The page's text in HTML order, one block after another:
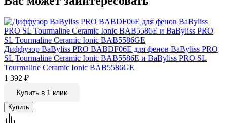
Диффузор BaByliss PRO BABDF06E для фенов BaByliss PRO
SL Tourmaline Ceramic Ionic BAB5586E и BaByliss PRO SL
Tourmaline Ceramic Ionic BAB5586GE
1 392 ₽
Купить в 1 клик